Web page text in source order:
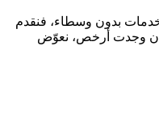
بدون وسطاء، فنقدم
وجدت أرخص، نعوّض